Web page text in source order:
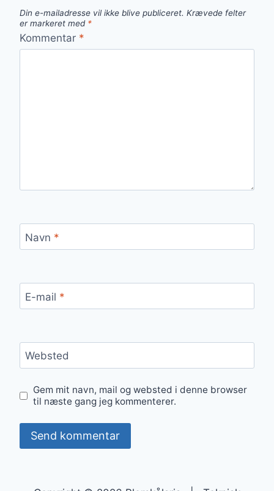
Din e-mailadresse vil ikke blive publiceret. Krævede felter
er markeret med *
Kommentar *
Navn *
E-mail *
Websted
Gem mit navn, mail og websted i denne browser
til næste gang jeg kommenterer.